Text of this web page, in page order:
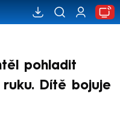
pohladit
Dítě bojuje